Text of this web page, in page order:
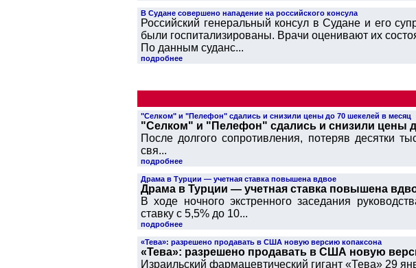
В Судане совершено нападение на российского консула
Российский генеральный консул в Судане и его
были госпитализированы. Врачи оценивают их
По данным суданс...
подробнее
"Селком" и "Пелефон" сдались и снизили цены до 70 шекелей в месяц
"Селком" и "Пелефон" сдались и снизили цены
После долгого сопротивления, потеряв десятки
свя...
подробнее
Драма в Турции — учетная ставка повышена вдвое
Драма в Турции — учетная ставка повышена
В ходе ночного экстренного заседания
ставку с 5,5% до 10...
подробнее
«Teва»: разрешено продавать в США новую версию копаксона
«Teва»: разрешено продавать в США новую
Израильский фармацевтический гигант «Тева» 29